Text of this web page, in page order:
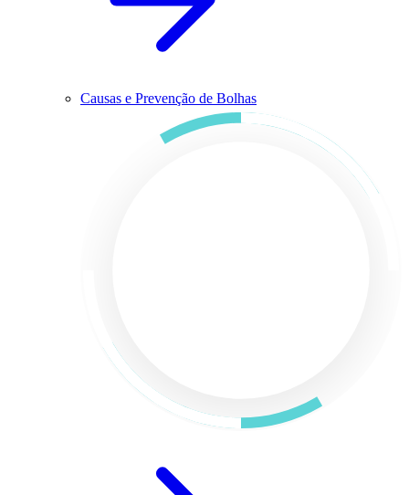
Causas e Prevenção de Bolhas